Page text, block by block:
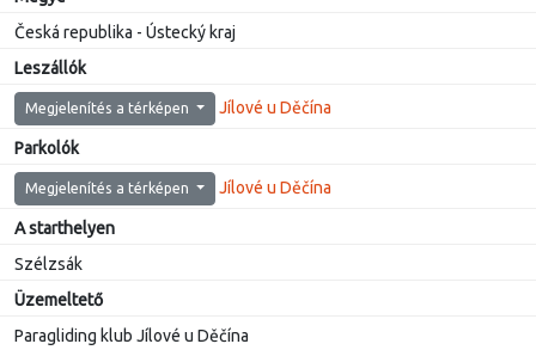
Česká republika - Ústecký kraj
Leszállók
Megjelenítés a térképen Jílové u Děčína
Parkolók
Megjelenítés a térképen Jílové u Děčína
A starthelyen
Szélzsák
Üzemeltető
Paragliding klub Jílové u Děčína